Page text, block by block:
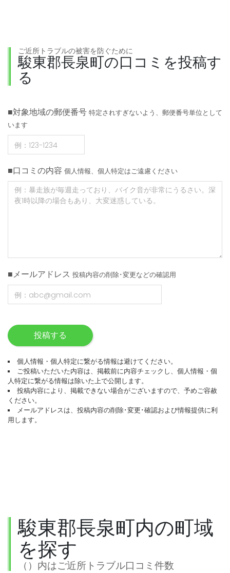
ご近所トラブルの被害を防ぐために
駿東郡長泉町の口コミを投稿す
る
■対象地域の郵便番号 特定されすぎないよう、郵便番号単位として
います
■口コミの内容 個人情報、個人特定はご遠慮ください
■メールアドレス 投稿内容の削除･変更などの確認用
投稿する
個人情報・個人特定に繋がる情報は避けてください。
ご投稿いただいた内容は、掲載前に内容チェックし、個人情報・個
人特定に繋がる情報は除いた上で公開します。
投稿内容により、掲載できない場合がございますので、予めご容赦
ください。
メールアドレスは、投稿内容の削除･変更･確認および情報提供に利
用します。
駿東郡長泉町内の町域
を探す
（）内はご近所トラブル口コミ件数